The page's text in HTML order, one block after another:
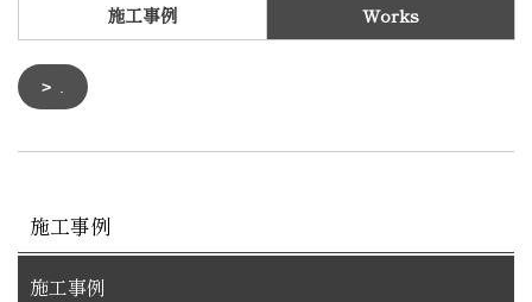
施工事例 Works
施工事例
施工事例